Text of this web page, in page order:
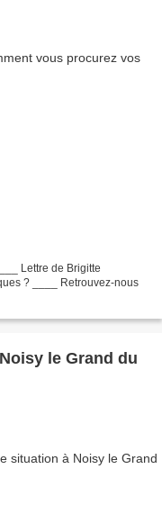
Lettre de Brigitte
? ____ Retrouvez-nous
le Grand du